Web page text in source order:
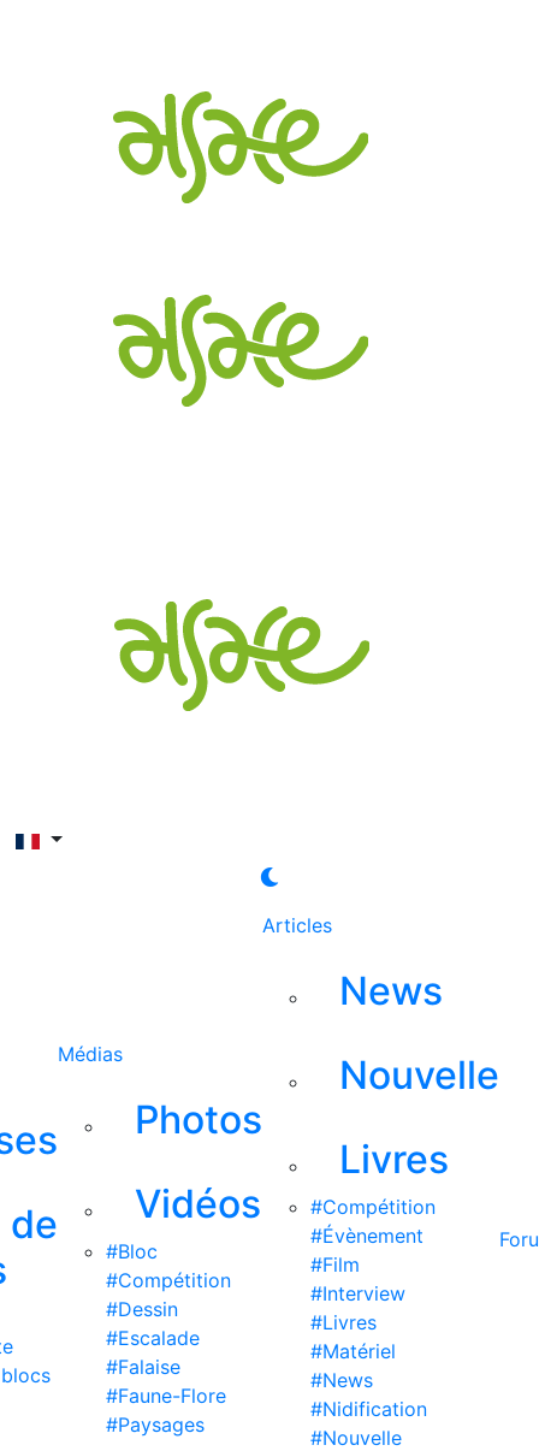
de
Médias
Photos
Vidéos
#Bloc
#Compétition
#Dessin
#Escalade
#Falaise
#Faune-Flore
#Paysages
Articles
News
Nouvelle
Livres
#Compétition
#Évènement
#Film
#Interview
#Livres
#Matériel
#News
#Nidification
#Nouvelle